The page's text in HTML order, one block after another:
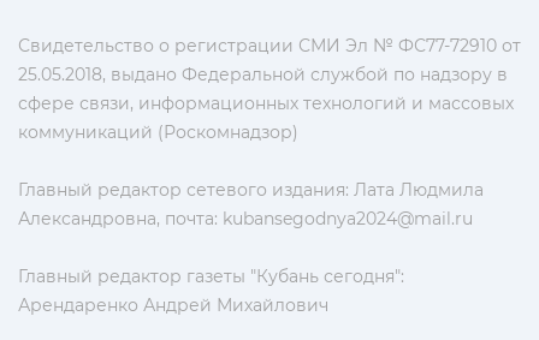
Свидетельство о регистрации СМИ Эл № ФС77-72910 от
25.05.2018, выдано Федеральной службой по надзору в
сфере связи, информационных технологий и массовых
коммуникаций (Роскомнадзор)
Главный редактор сетевого издания: Лата Людмила
Александровна, почта: kubansegodnya2024@mail.ru
Главный редактор газеты "Кубань сегодня":
Арендаренко Андрей Михайлович